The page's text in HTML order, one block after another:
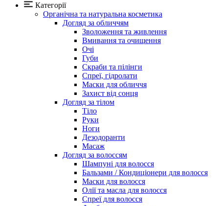
Категорії
Органічна та натуральна косметика
Догляд за обличчям
Зволоження та живлення
Вмивання та очищення
Очі
Губи
Скраби та пілінги
Спреї, гідролати
Маски для обличчя
Захист від сонця
Догляд за тілом
Тіло
Руки
Ноги
Дезодоранти
Масаж
Догляд за волоссям
Шампуні для волосся
Бальзами / Кондиціонери для волосся
Маски для волосся
Олії та масла для волосся
Спреї для волосся